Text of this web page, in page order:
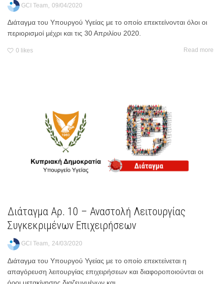
GCI Team 09/04/2020
Διάταγμα του Υπουργού Υγείας με το οποίο επεκτείνονται όλοι οι
περιορισμοί μέχρι και τις 30 Απριλίου 2020.
0 likes Read more
Διάταγμα Αρ. 10 – Αναστολή Λειτουργίας
Συγκεκριμένων Επιχειρήσεων
GCI Team, 24/03/2020
Διάταγμα του Υπουργού Υγείας με το οποίο επεκτείνεται η
απαγόρευση λειτουργίας επιχειρήσεων και διαφοροποιούνται οι
όροι μετακίνησης διαζευγμένων και...